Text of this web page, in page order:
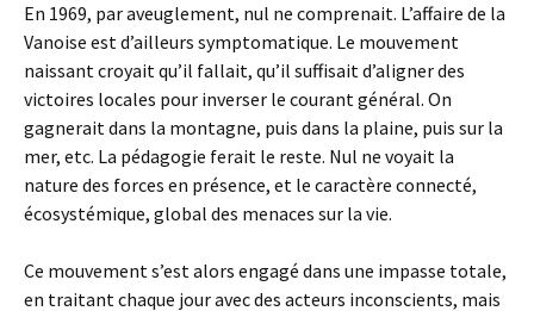
En 1969, par aveuglement, nul ne comprenait. L’affaire de la
Vanoise est d’ailleurs symptomatique. Le mouvement
naissant croyait qu’il fallait, qu’il suffisait d’aligner des
victoires locales pour inverser le courant général. On
gagnerait dans la montagne, puis dans la plaine, puis sur la
mer, etc. La pédagogie ferait le reste. Nul ne voyait la
nature des forces en présence, et le caractère connecté,
écosystémique, global des menaces sur la vie.
Ce mouvement s’est alors engagé dans une impasse totale,
en traitant chaque jour avec des acteurs inconscients, mais